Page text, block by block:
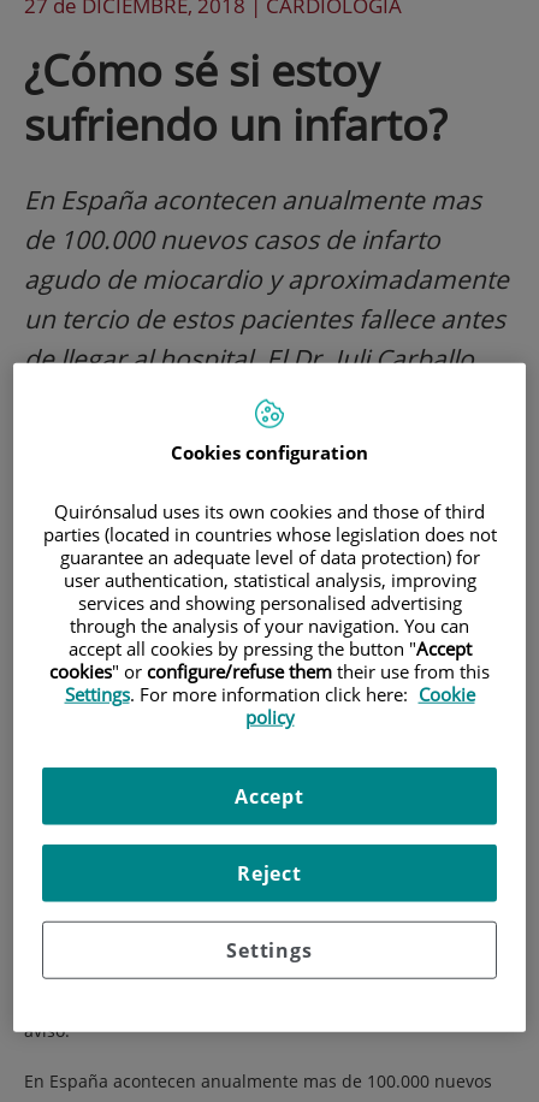
¿Cómo sé si estoy
sufriendo un infarto?
En España acontecen anualmente mas
de 100.000 nuevos casos de infarto
agudo de miocardio y aproximadamente
un tercio de estos pacientes fallece antes
de llegar al hospital. El Dr. Juli Carballo
nos explica las señales de alerta
Imagen
La enfermedad de las arterias coronarias (arteriosclerosis
coronaria) es la causa más frecuente de muerte en los
países desarrollados y el infarto agudo de miocardio es la
manifestación de esta enfermedad que más mortalidad
conlleva. Hablamos con el Dr. Juli Carballo para que nos
aviso.
En España acontecen anualmente mas de 100.000 nuevos
Cookies configuration
Quirónsalud uses its own cookies and those of third
parties (located in countries whose legislation does not
guarantee an adequate level of data protection) for
user authentication, statistical analysis, improving
services and showing personalised advertising
through the analysis of your navigation. You can
accept all cookies by pressing the button "Accept
cookies" or configure/refuse them their use from this
Settings. For more information click here: Cookie
policy
Settings
Reject
Accept